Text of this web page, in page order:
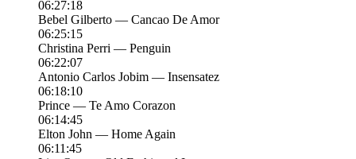
06:27:18
Bebel Gilberto — Cancao De Amor
06:25:15
Christina Perri — Penguin
06:22:07
Antonio Carlos Jobim — Insensatez
06:18:10
Prince — Te Amo Corazon
06:14:45
Elton John — Home Again
06:11:45